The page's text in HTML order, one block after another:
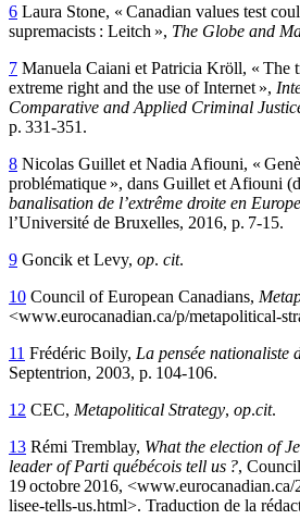
6 Laura Stone, « Canadian values test
supremacists : Leitch », The Globe and
7 Manuela Caiani et Patricia Kröll, « The
extreme right and the use of Internet »,
Comparative and Applied Criminal
p. 331-351.
8 Nicolas Guillet et Nadia Afiouni, «
problématique », dans Guillet et Afiouni
banalisation de l’extrême droite en Europe
l’Université de Bruxelles, 2016, p. 7-15.
9 Goncik et Levy, op. cit.
10 Council of European Canadians,
<www.eurocanadian.ca/p/metapolitical-
11 Frédéric Boily, La pensée nationaliste
Septentrion, 2003, p. 104-106.
12 CEC, Metapolitical Strategy, op.cit.
13 Rémi Tremblay, What the election of
leader of Parti québécois tell us ?,
19 octobre 2016,
lisee-tells-us.html>. Traduction de la